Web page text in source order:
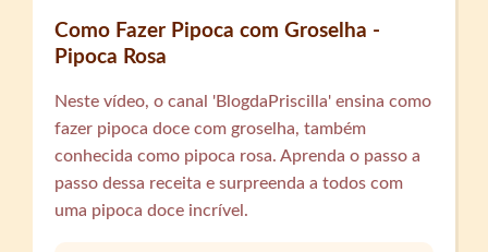
Como Fazer Pipoca com Groselha -
Pipoca Rosa
Neste vídeo, o canal 'BlogdaPriscilla' ensina como
fazer pipoca doce com groselha, também
conhecida como pipoca rosa. Aprenda o passo a
passo dessa receita e surpreenda a todos com
uma pipoca doce incrível.